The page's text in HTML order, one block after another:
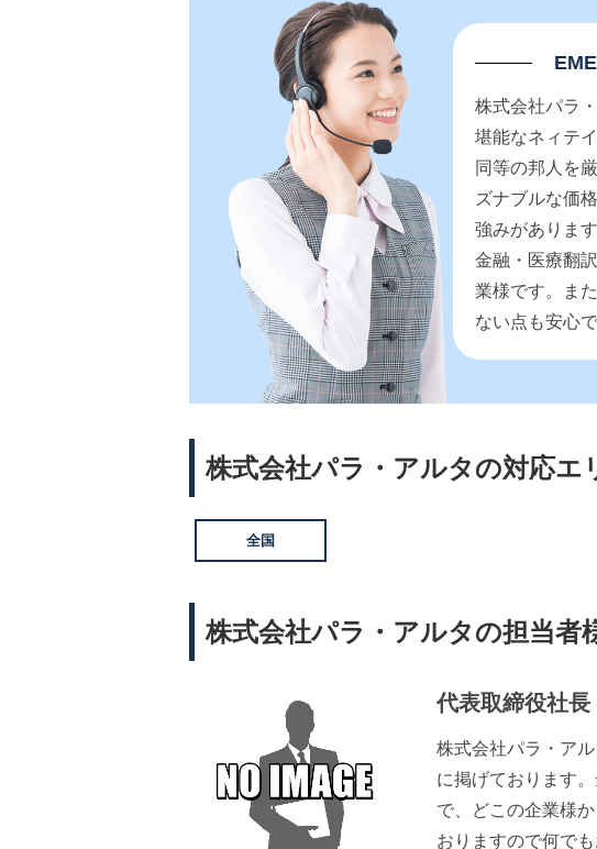
株式会社パラ
堪能なネィテ
同等の邦人を
ズナブルな価
強みがありま
金融・医療翻
業様です。ま
ない点も安心で
株式会社パラ・アルタの対応エ
全国
株式会社パラ・アルタの担当者
代表取締役社
株式会社パラ・ア
に掲げております
で、どこの企業様
おりますので何で